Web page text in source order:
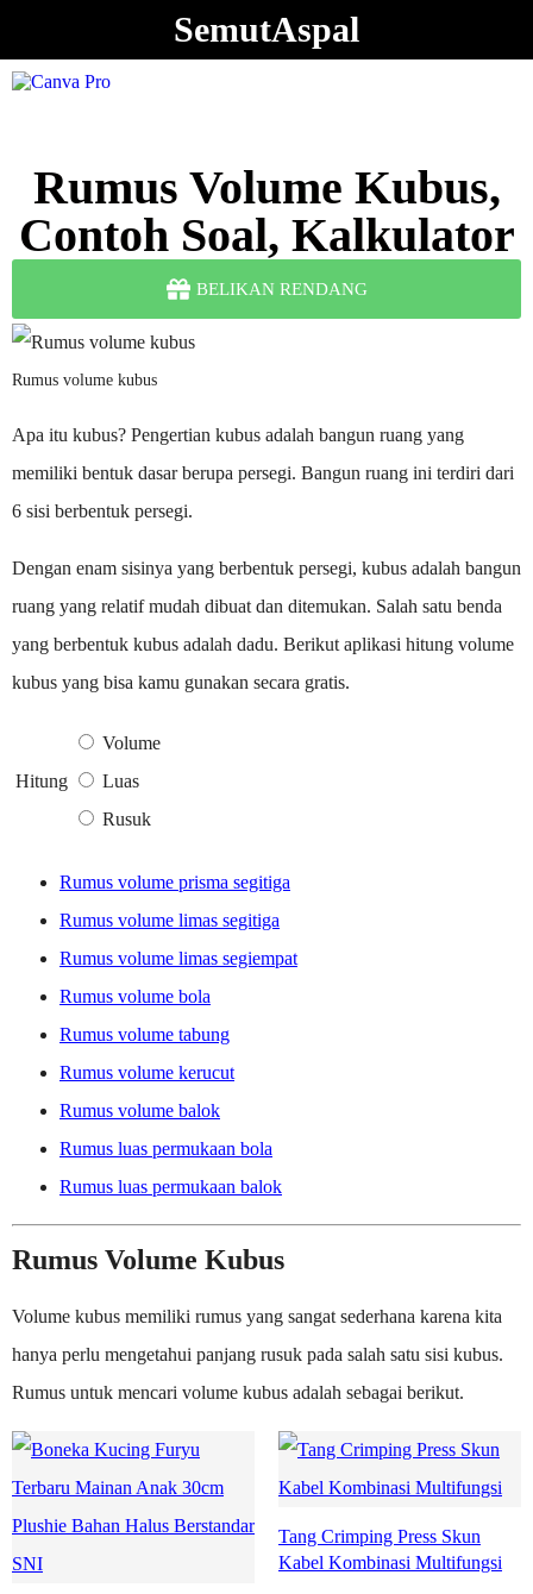
SemutAspal
Rumus Volume Kubus,
Contoh Soal, Kalkulator
BELIKAN RENDANG
Rumus volume kubus
Apa itu kubus? Pengertian kubus adalah bangun ruang yang
memiliki bentuk dasar berupa persegi. Bangun ruang ini terdiri dari
6 sisi berbentuk persegi.
Dengan enam sisinya yang berbentuk persegi, kubus adalah bangun
ruang yang relatif mudah dibuat dan ditemukan. Salah satu benda
yang berbentuk kubus adalah dadu. Berikut aplikasi hitung volume
kubus yang bisa kamu gunakan secara gratis.
Hitung
Volume
Luas
Rusuk
Rumus volume prisma segitiga
Rumus volume limas segitiga
Rumus volume limas segiempat
Rumus volume bola
Rumus volume tabung
Rumus volume kerucut
Rumus volume balok
Rumus luas permukaan bola
Rumus luas permukaan balok
Rumus Volume Kubus
Volume kubus memiliki rumus yang sangat sederhana karena kita
hanya perlu mengetahui panjang rusuk pada salah satu sisi kubus.
Rumus untuk mencari volume kubus adalah sebagai berikut.
Tang Crimping Press Skun
Kabel Kombinasi Multifungsi